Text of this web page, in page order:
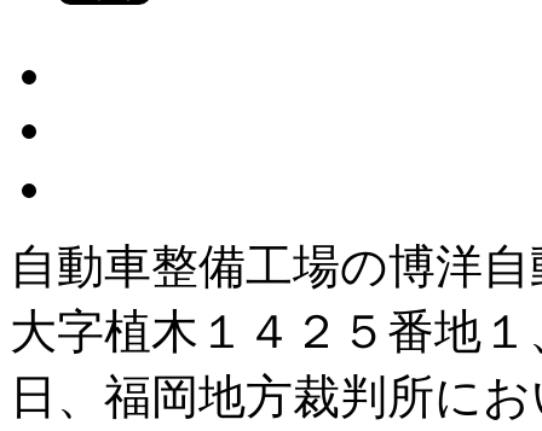
自動車整備工場の博洋
大字植木１４２５番地
日、福岡地方裁判所に